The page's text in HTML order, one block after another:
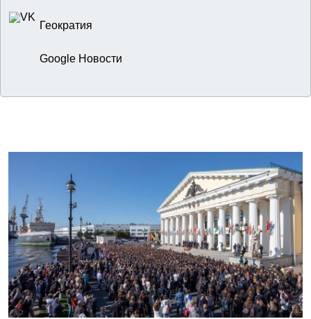
Геократия
Google Новости